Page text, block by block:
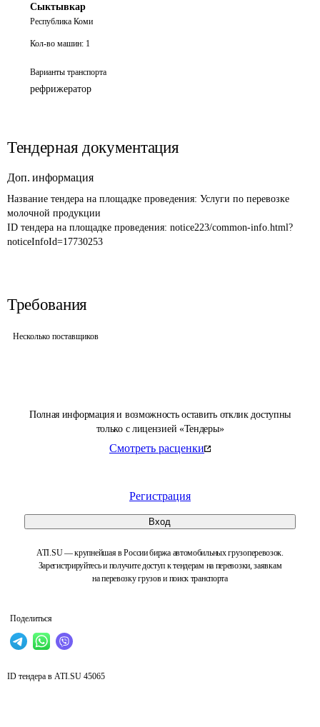
Полная информация и возможность оставить отклик доступны
только с лицензией «Тендеры»
Смотреть расценки
Регистрация
Вход
ATI.SU — крупнейшая в России биржа автомобильных грузоперевозок.
Зарегистрируйтесь и получите доступ к тендерам на перевозки, заявкам
на перевозку грузов и поиск транспорта
Поделиться
Сыктывкар
Республика Коми
Кол-во машин: 1
Варианты транспорта
рефрижератор
Тендерная документация
Доп. информация
Название тендера на площадке проведения: Услуги по перевозке
молочной продукции
ID тендера на площадке проведения: notice223/common-info.html?
noticeInfoId=17730253
Требования
Несколько поставщиков
ID тендера в ATI.SU 45065